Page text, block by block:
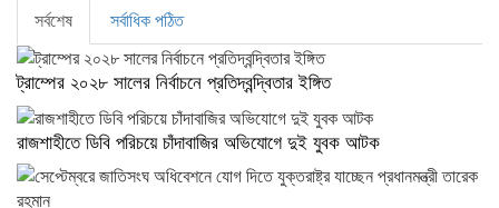
সর্বশেষ
সর্বাধিক পঠিত
ট্রাম্পের ২০২৮ সালের নির্বাচনে প্রতিদ্বন্দ্বিতার ইঙ্গিত
রাজশাহীতে ডিবি পরিচয়ে চাঁদাবাজির অভিযোগে দুই যুবক আটক